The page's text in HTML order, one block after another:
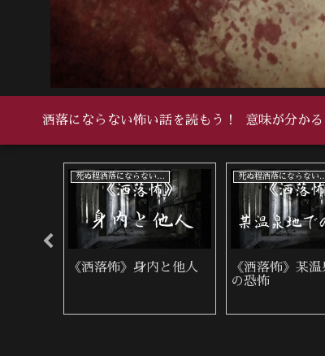
洒落にならない怖い話を読もう！ 意味が分か
死ぬ程洒落にならない怖い話
《洒落怖》郵便入れ
死ぬ程洒落になら
《洒落怖》判
告